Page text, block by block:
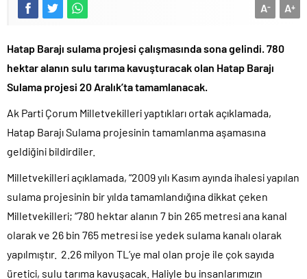
A+
A-
Hatap Barajı sulama projesi çalışmasında sona gelindi. 780
hektar alanın sulu tarıma kavuşturacak olan Hatap Barajı
Sulama projesi 20 Aralık’ta tamamlanacak.
Ak Parti Çorum Milletvekilleri yaptıkları ortak açıklamada,
Hatap Barajı Sulama projesinin tamamlanma aşamasına
geldiğini bildirdiler.
Milletvekilleri açıklamada, “2009 yılı Kasım ayında ihalesi yapılan
sulama projesinin bir yılda tamamlandığına dikkat çeken
Milletvekilleri; “780 hektar alanın 7 bin 265 metresi ana kanal
olarak ve 26 bin 765 metresi ise yedek sulama kanalı olarak
yapılmıştır. 2.26 milyon TL’ye mal olan proje ile çok sayıda
üretici, sulu tarıma kavuşacak. Haliyle bu insanlarımızın